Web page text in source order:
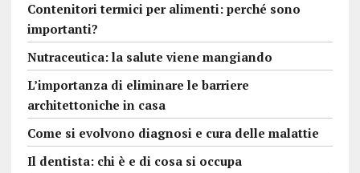
Contenitori termici per alimenti: perché sono
importanti?
Nutraceutica: la salute viene mangiando
L’importanza di eliminare le barriere
architettoniche in casa
Come si evolvono diagnosi e cura delle malattie
Il dentista: chi è e di cosa si occupa